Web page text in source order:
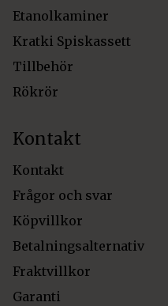
Etanolkaminer
Kratki Spiskassett
Tillbehör
Rökrör
Kontakt
Kontakt
Frågor och svar
Köpvillkor
Betalningsalternativ
Fraktvillkor
Garanti